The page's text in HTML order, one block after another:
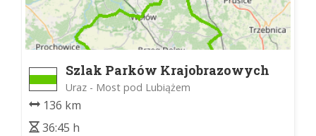
Szlak Parków Krajobrazowych
Uraz - Most pod Lubiążem
136 km
36:45 h